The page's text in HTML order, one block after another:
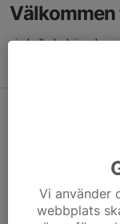
vi skulle behöva ha
det går för vår
Vi använder
webbplats